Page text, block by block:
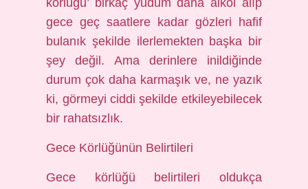
körlüğü’ birkaç yudum daha alkol alıp
gece geç saatlere kadar gözleri hafif
bulanık şekilde ilerlemekten başka bir
şey değil. Ama derinlere inildiğinde
durum çok daha karmaşık ve, ne yazık
ki, görmeyi ciddi şekilde etkileyebilecek
bir rahatsızlık.
Gece Körlüğünün Belirtileri
Gece körlüğü belirtileri oldukça